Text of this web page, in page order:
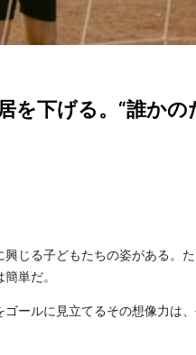
下げる。“誰かの
じる子どもたちの姿がある。
単だ。
ールに見立てるその想像力は